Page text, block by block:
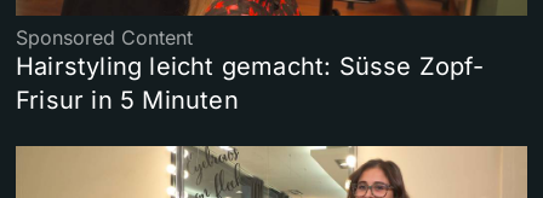
Sponsored Content
Hairstyling leicht gemacht: Süsse Zopf-
Frisur in 5 Minuten